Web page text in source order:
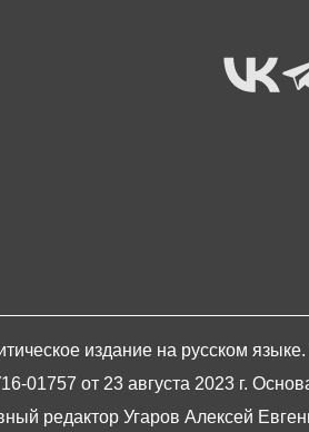
издание на русском
от 23 августа 2023 г.
редактор Угаров Алексей